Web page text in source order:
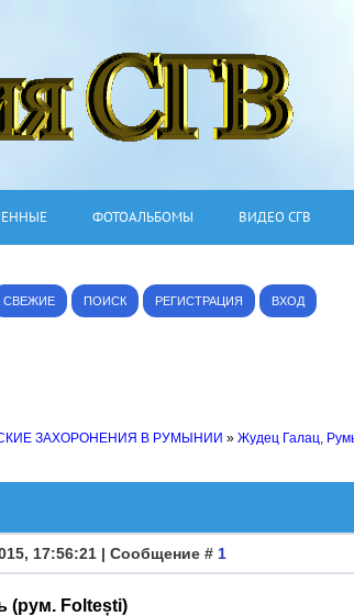
ФОТОАЛЬБОМЫ ВИДЕО СГВ
СВЕЖИЕ ПОИСК РЕГИСТРАЦИЯ ВХОД
ЗАХОРОНЕНИЯ В РУМЫНИИ » Жудец Галац,
17:56:21 | Сообщение # 1
(рум. Foltești)